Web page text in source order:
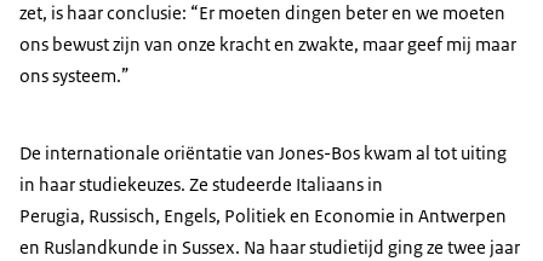
zet, is haar conclusie: “Er moeten dingen beter en we moeten
ons bewust zijn van onze kracht en zwakte, maar geef mij maar
ons systeem.”
De internationale oriëntatie van Jones-Bos kwam al tot uiting
in haar studiekeuzes. Ze studeerde Italiaans in
Perugia, Russisch, Engels, Politiek en Economie in Antwerpen
en Ruslandkunde in Sussex. Na haar studietijd ging ze twee jaar